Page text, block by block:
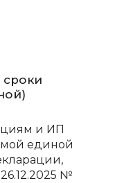
и ИП
единой
№